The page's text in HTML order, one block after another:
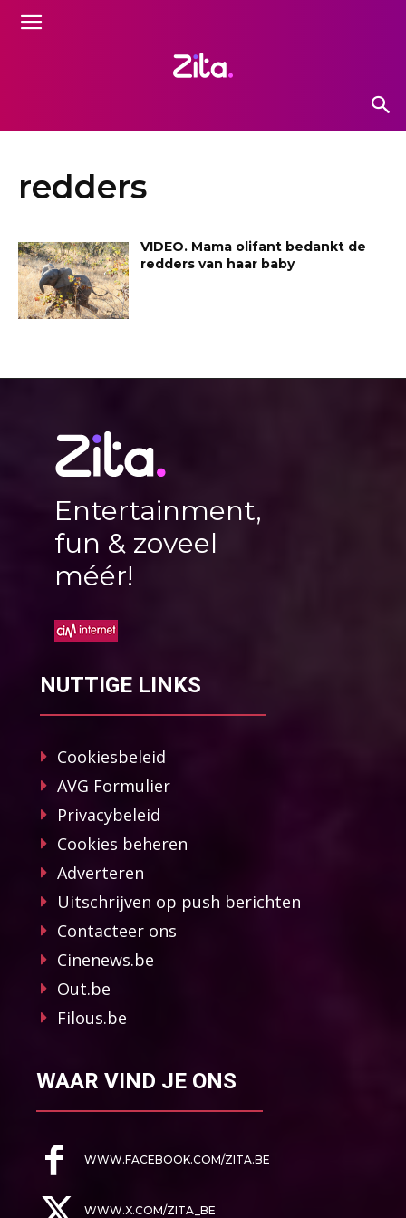
redders
VIDEO. Mama olifant bedankt de
redders van haar baby
Entertainment,
fun & zoveel
méér!
NUTTIGE LINKS
Cookiesbeleid
AVG Formulier
Privacybeleid
Cookies beheren
Adverteren
Uitschrijven op push berichten
Contacteer ons
Cinenews.be
Out.be
Filous.be
WAAR VIND JE ONS
WWW.FACEBOOK.COM/ZITA.BE
WWW.X.COM/ZITA_BE